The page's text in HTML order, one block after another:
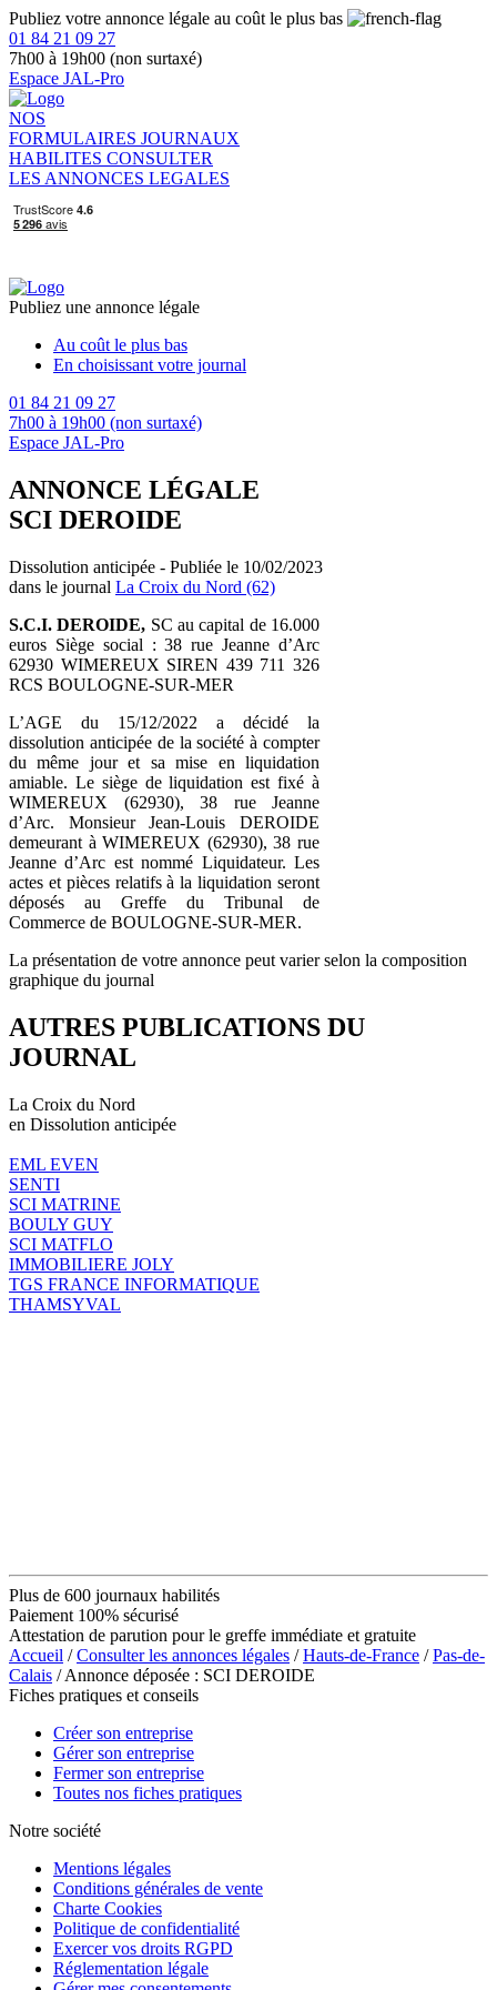
Publiez votre annonce légale au coût le plus bas
01 84 21 09 27
7h00 à 19h00 (non surtaxé)
Espace JAL-Pro
NOS
FORMULAIRES JOURNAUX
HABILITES CONSULTER
LES ANNONCES LEGALES
Publiez une annonce légale
Au coût le plus bas
En choisissant votre journal
01 84 21 09 27
7h00 à 19h00 (non surtaxé)
Espace JAL-Pro
ANNONCE LÉGALE
SCI DEROIDE
Dissolution anticipée - Publiée le 10/02/2023
dans le journal La Croix du Nord (62)
S.C.I. DEROIDE, SC au capital de 16.000
euros Siège social : 38 rue Jeanne d’Arc
62930 WIMEREUX SIREN 439 711 326
RCS BOULOGNE-SUR-MER
L’AGE du 15/12/2022 a décidé la
dissolution anticipée de la société à compter
du même jour et sa mise en liquidation
amiable. Le siège de liquidation est fixé à
WIMEREUX (62930), 38 rue Jeanne
d’Arc. Monsieur Jean-Louis DEROIDE
demeurant à WIMEREUX (62930), 38 rue
Jeanne d’Arc est nommé Liquidateur. Les
actes et pièces relatifs à la liquidation seront
déposés au Greffe du Tribunal de
Commerce de BOULOGNE-SUR-MER.
La présentation de votre annonce peut varier selon la composition
graphique du journal
AUTRES PUBLICATIONS DU
JOURNAL
La Croix du Nord
en Dissolution anticipée
EML EVEN
SENTI
SCI MATRINE
BOULY GUY
SCI MATFLO
IMMOBILIERE JOLY
TGS FRANCE INFORMATIQUE
THAMSYVAL
Plus de 600 journaux habilités
Paiement 100% sécurisé
Attestation de parution pour le greffe immédiate et gratuite
Accueil /Consulter les annonces légales /Hauts-de-France /Pas-de-
Calais / Annonce déposée : SCI DEROIDE
Fiches pratiques et conseils
Créer son entreprise
Gérer son entreprise
Fermer son entreprise
Toutes nos fiches pratiques
Notre société
Mentions légales
Conditions générales de vente
Charte Cookies
Politique de confidentialité
Exercer vos droits RGPD
Réglementation légale